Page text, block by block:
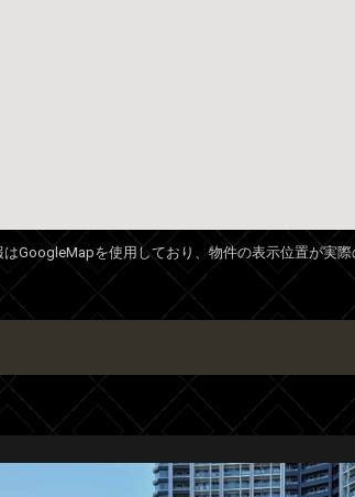
GoogleMapを使用しており、物件の表示位置が実